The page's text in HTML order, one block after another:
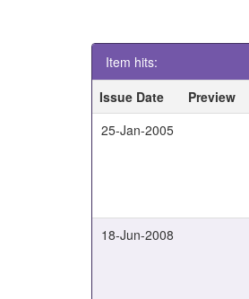
Item hits:
Issue Date
Preview
25-Jan-2005
18-Jun-2008